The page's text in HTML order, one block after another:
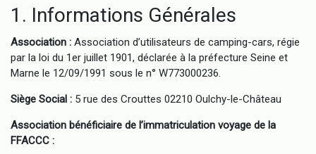
1. Informations Générales
Association : Association d’utilisateurs de camping-cars, régie
par la loi du 1er juillet 1901, déclarée à la préfecture Seine et
Marne le 12/09/1991 sous le n° W773000236.
Siège Social : 5 rue des Crouttes 02210 Oulchy-le-Château
Association bénéficiaire de l’immatriculation voyage de la
FFACCC :